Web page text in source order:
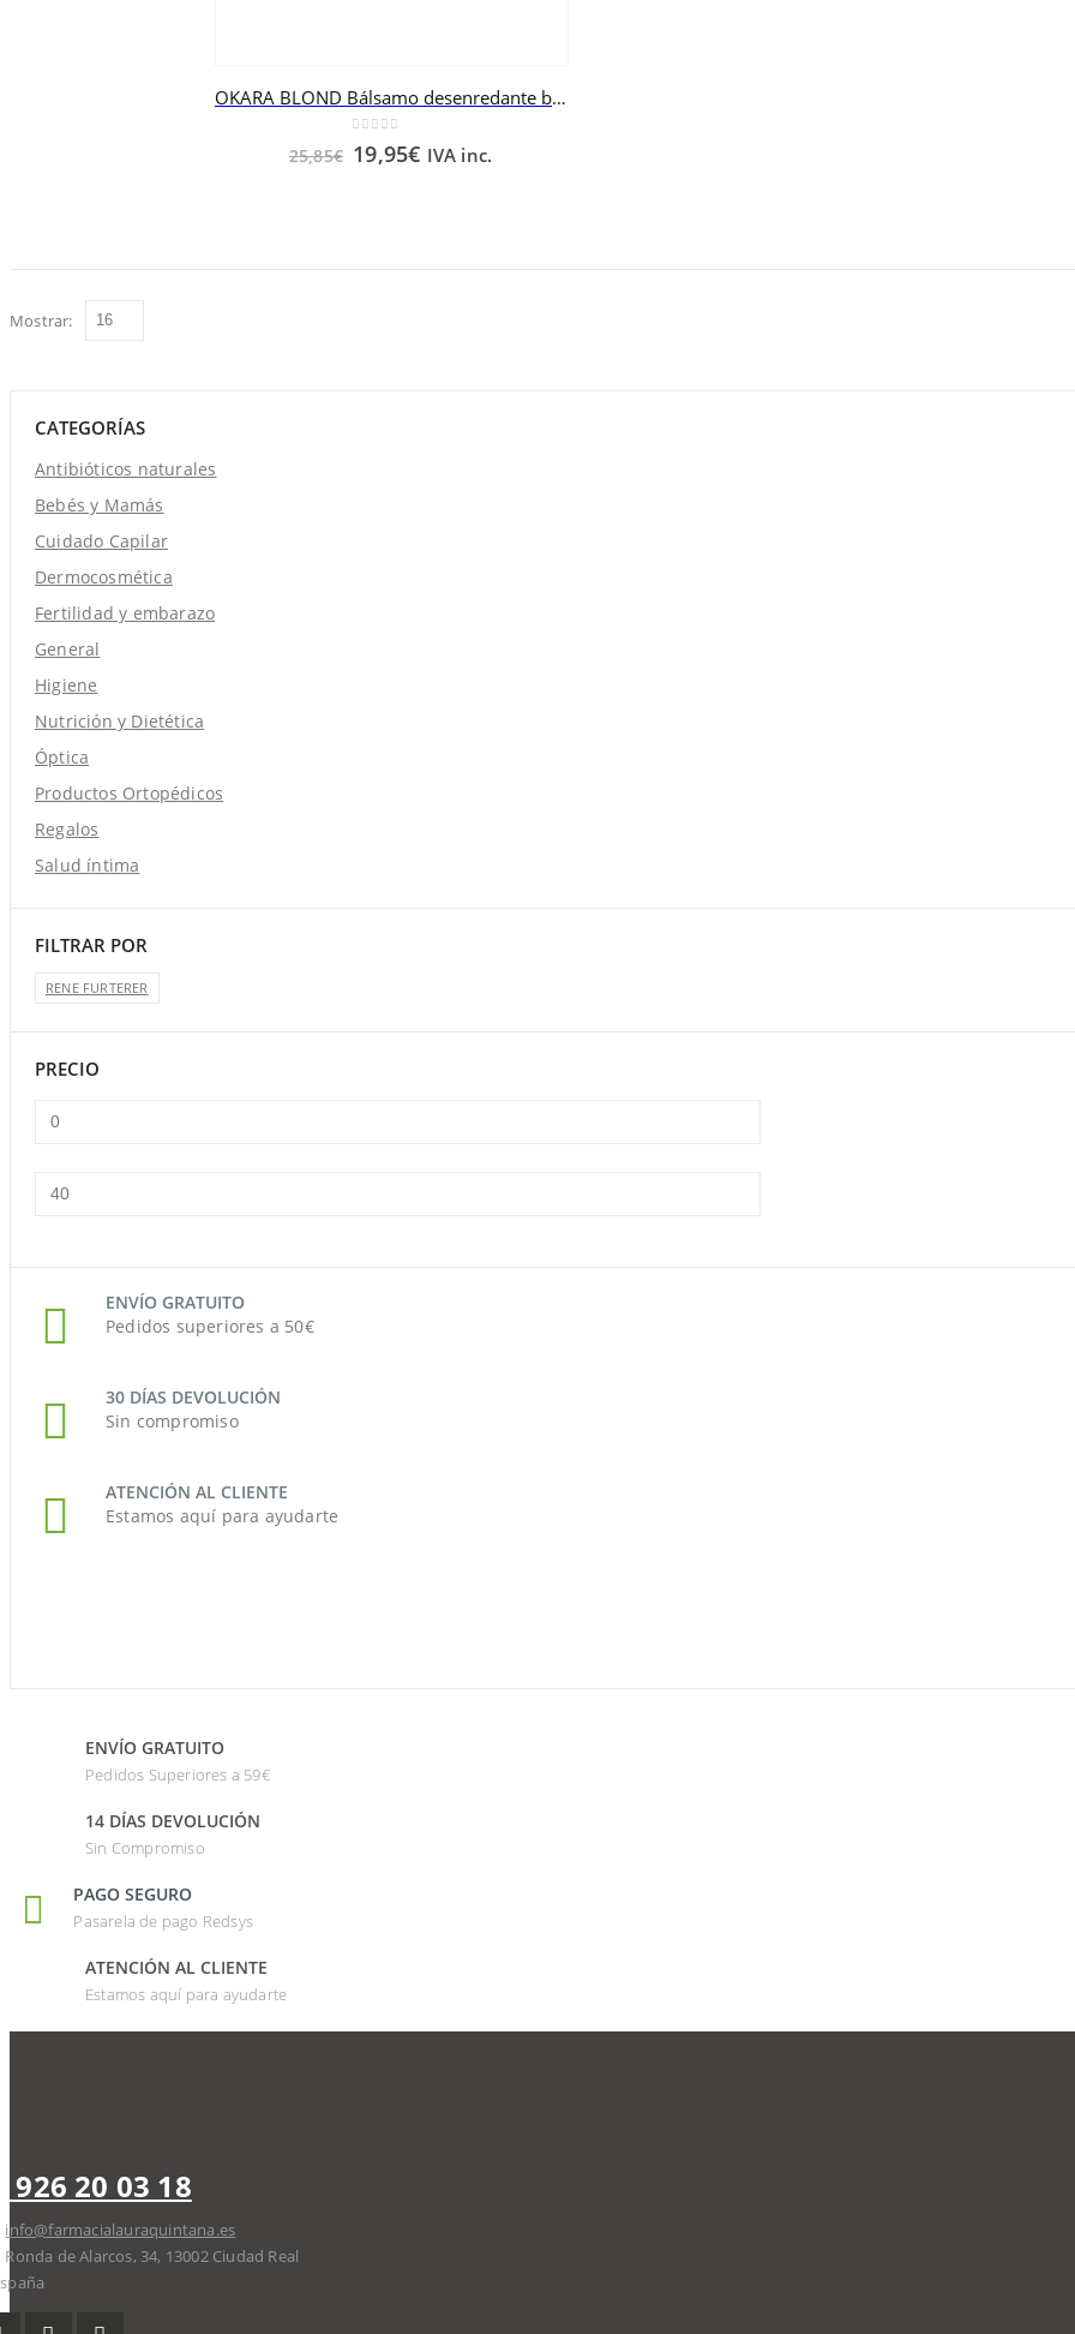
OKARA BLOND Bálsamo desenredante brillo RENE FURTERER 150 ml
25,85€ 19,95€ IVA inc.
Mostrar:
CATEGORÍAS
Antibióticos naturales
Bebés y Mamás
Cuidado Capilar
Dermocosmética
Fertilidad y embarazo
General
Higiene
Nutrición y Dietética
Óptica
Productos Ortopédicos
Regalos
Salud íntima
FILTRAR POR
RENE FURTERER
PRECIO
mínimo
máximo
ENVÍO GRATUITO
Pedidos superiores a 50€
30 DÍAS DEVOLUCIÓN
Sin compromiso
ATENCIÓN AL CLIENTE
Estamos aquí para ayudarte
ENVÍO GRATUITO
Pedidos Superiores a 59€
14 DÍAS DEVOLUCIÓN
Sin Compromiso
PAGO SEGURO
Pasarela de pago Redsys
ATENCIÓN AL CLIENTE
Estamos aquí para ayudarte
926 20 03 18
info@farmacialauraquintana.es
Ronda de Alarcos, 34, 13002 Ciudad Real